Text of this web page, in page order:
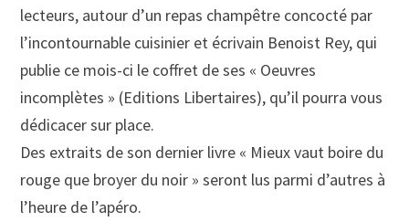
lecteurs, autour d’un repas champêtre concocté par
l’incontournable cuisinier et écrivain Benoist Rey, qui
publie ce mois-ci le coffret de ses « Oeuvres
incomplètes » (Editions Libertaires), qu’il pourra vous
dédicacer sur place.
Des extraits de son dernier livre « Mieux vaut boire du
rouge que broyer du noir » seront lus parmi d’autres à
l’heure de l’apéro.